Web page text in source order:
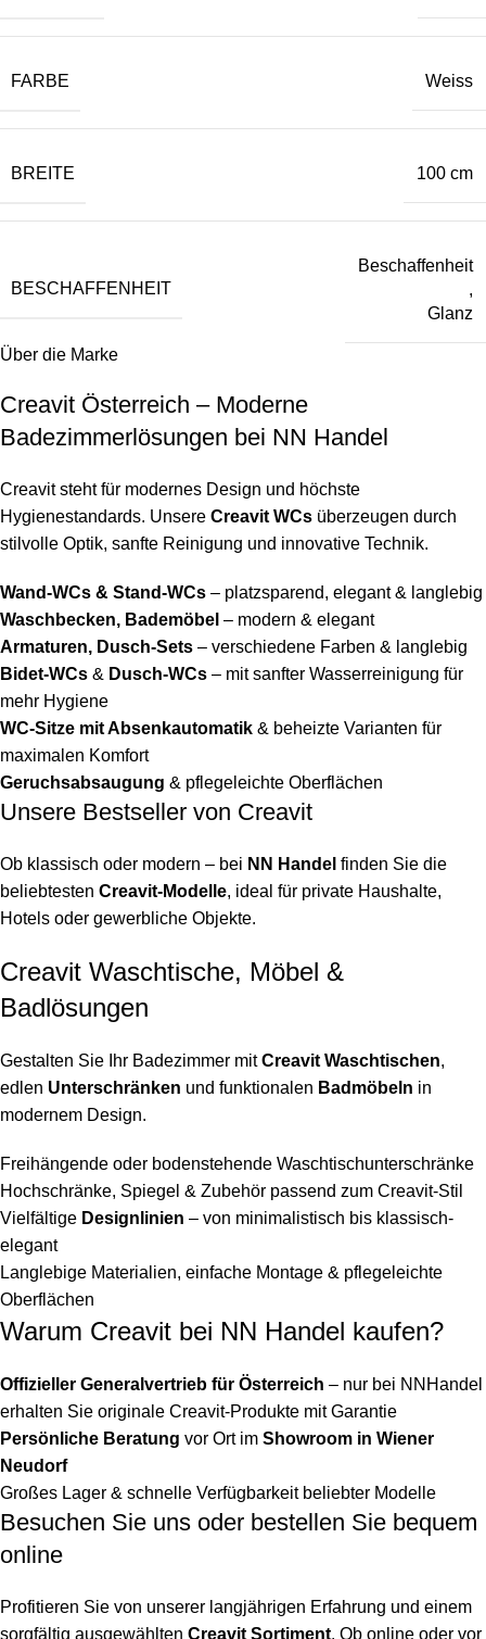
FARBE Weiss
BREITE 100 cm
BESCHAFFENHEIT
Beschaffenheit
,
Glanz
Über die Marke
Creavit Österreich – Moderne
Badezimmerlösungen bei NN Handel
Creavit steht für modernes Design und höchste
Hygienestandards. Unsere Creavit WCs überzeugen durch
stilvolle Optik, sanfte Reinigung und innovative Technik.
Wand-WCs & Stand-WCs – platzsparend, elegant & langlebig
Waschbecken, Bademöbel – modern & elegant
Armaturen, Dusch-Sets – verschiedene Farben & langlebig
Bidet-WCs & Dusch-WCs – mit sanfter Wasserreinigung für
mehr Hygiene
WC-Sitze mit Absenkautomatik & beheizte Varianten für
maximalen Komfort
Geruchsabsaugung & pflegeleichte Oberflächen
Unsere Bestseller von Creavit
Ob klassisch oder modern – bei NN Handel finden Sie die
beliebtesten Creavit-Modelle, ideal für private Haushalte,
Hotels oder gewerbliche Objekte.
Creavit Waschtische, Möbel &
Badlösungen
Gestalten Sie Ihr Badezimmer mitCreavit Waschtischen,
edlen Unterschränken und funktionalen Badmöbeln in
modernem Design.
Freihängende oder bodenstehende Waschtischunterschränke
Hochschränke, Spiegel & Zubehör passend zum Creavit-Stil
Vielfältige Designlinien – von minimalistisch bis klassisch-
elegant
Langlebige Materialien, einfache Montage & pflegeleichte
Oberflächen
Warum Creavit bei NN Handel kaufen?
Offizieller Generalvertrieb für Österreich – nur bei NNHandel
erhalten Sie originale Creavit-Produkte mit Garantie
Persönliche Beratung vor Ort im Showroom in Wiener
Neudorf
Großes Lager & schnelle Verfügbarkeit beliebter Modelle
Besuchen Sie uns oder bestellen Sie bequem
online
Profitieren Sie von unserer langjährigen Erfahrung und einem
sorgfältig ausgewählten Creavit Sortiment. Ob online oder vor